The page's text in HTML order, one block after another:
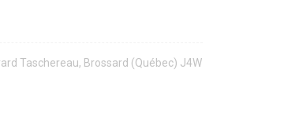
Taschereau, Brossard (Québec) J4W